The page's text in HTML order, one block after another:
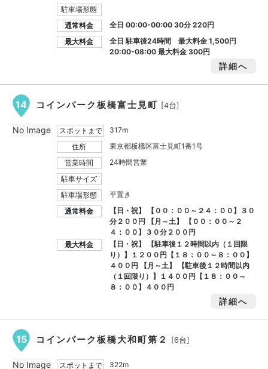
駐車場形態
通常料金
全日 00:00-00:00 30分 220円
最大料金
全日 駐車後24時間 最大料金1,500円
20:00-08:00 最大料金300円
詳細へ
14 コインパーク板橋富士見町 [4台]
スポットまで
317m
住所
東京都板橋区富士見町1番1号
営業時間
24時間営業
駐車サイズ
駐車場形態
平置き
通常料金
【日・祝】 【００：００～２４：００】３０
分２００円 【月～土】 【００：００～２
４：００】３０分２００円
最大料金
【日・祝】 【駐車後１２時間以内（１回限
り）】１２００円【１８：００～８：００】
４００円 【月～土】 【駐車後１２時間以内
（１回限り）】１４００円【１８：００～
８：００】４００円
詳細へ
No Image
15 コインパーク板橋大和町第２ [6台]
スポットまで
322m
No Image